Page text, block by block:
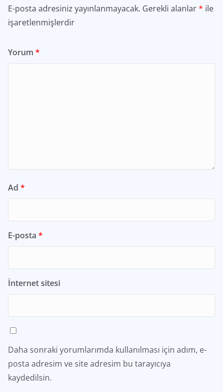
E-posta adresiniz yayınlanmayacak. Gerekli alanlar* ile
işaretlenmişlerdir
Yorum *
Ad *
E-posta *
İnternet sitesi
Daha sonraki yorumlarımda kullanılması için adım, e-
posta adresim ve site adresim bu tarayıcıya
kaydedilsin.